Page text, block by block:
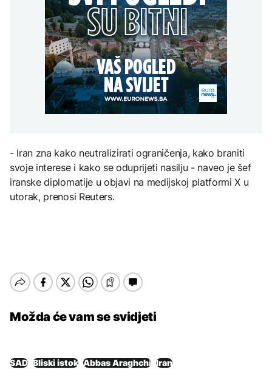
mogli uskoro biti vraćeni
na posao
DRUŠTVO
Mostar: Otpušteni
radnici iz Komunalnog bi
mogli uskoro biti vraćeni
na posao
Grgurević traži
odgovore o planiranoj
solarnoj elektrani u
blizini Manastira Ostrog
SAD uvele nove sankcije
Kubi
AKTUELNO
Zelenski smijenio
ambasadore u Hrvatskoj
i Crnoj Gori
ZDRAVLJE
Šta je Ciklospora i da li
prijeti širenje u Evropi?
Sarajevo Fest početkom
septembra: Stiže
evropski pozorišni
spektakl “Brechtovi
- Iran zna kako neutralizirati ograničenja, kako braniti
svoje interese i kako se oduprijeti nasilju - naveo je šef
iranske diplomatije u objavi na medijskoj platformi X u
utorak, prenosi Reuters.
Možda će vam se svidjeti
SAD Bliski istok Abbas Araghchi Iran